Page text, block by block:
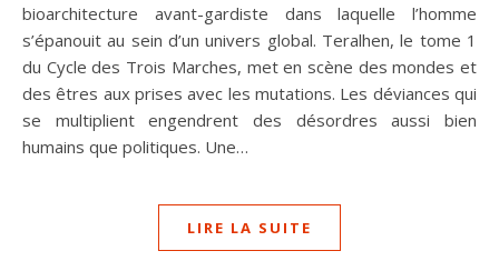
bioarchitecture avant-gardiste dans laquelle l’homme
s’épanouit au sein d’un univers global. Teralhen, le tome 1
du Cycle des Trois Marches, met en scène des mondes et
des êtres aux prises avec les mutations. Les déviances qui
se multiplient engendrent des désordres aussi bien
humains que politiques. Une…
LIRE LA SUITE